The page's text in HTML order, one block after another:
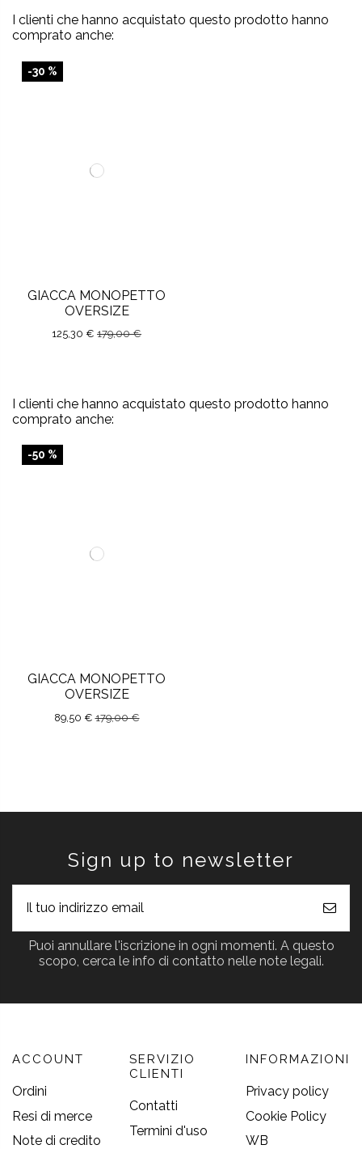
I clienti che hanno acquistato questo prodotto hanno
comprato anche:
-30 %
GIACCA MONOPETTO
OVERSIZE
125,30 € 179,00 €
I clienti che hanno acquistato questo prodotto hanno
comprato anche:
-50 %
GIACCA MONOPETTO
OVERSIZE
89,50 €179,00 €
Sign up to newsletter
Puoi annullare l'iscrizione in ogni momenti. A questo
scopo, cerca le info di contatto nelle note legali.
ACCOUNT
Ordini
Resi di merce
Note di credito
SERVIZIO
CLIENTI
Contatti
Termini d'uso
INFORMAZIONI
Privacy policy
Cookie Policy
WB